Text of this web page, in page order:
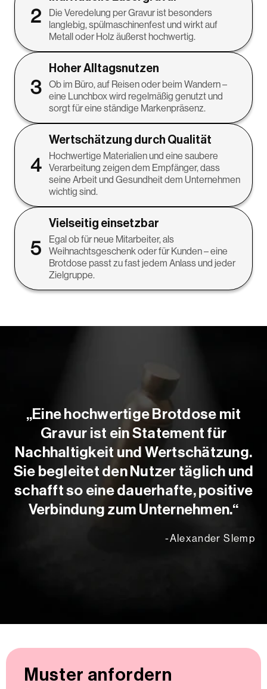
2
Die Veredelung per Gravur ist besonders
langlebig, spülmaschinenfest und wirkt auf
Metall oder Holz äußerst hochwertig.
3
Hoher Alltagsnutzen
Ob im Büro, auf Reisen oder beim Wandern –
eine Lunchbox wird regelmäßig genutzt und
sorgt für eine ständige Markenpräsenz.
4
Wertschätzung durch Qualität
Hochwertige Materialien und eine saubere
Verarbeitung zeigen dem Empfänger, dass
seine Arbeit und Gesundheit dem Unternehmen
wichtig sind.
5
Vielseitig einsetzbar
Egal ob für neue Mitarbeiter, als
Weihnachtsgeschenk oder für Kunden – eine
Brotdose passt zu fast jedem Anlass und jeder
Zielgruppe.
„Eine hochwertige Brotdose mit
Gravur ist ein Statement für
Nachhaltigkeit und Wertschätzung.
Sie begleitet den Nutzer täglich und
schafft so eine dauerhafte, positive
Verbindung zum Unternehmen.“
-Alexander Slemp
Muster anfordern